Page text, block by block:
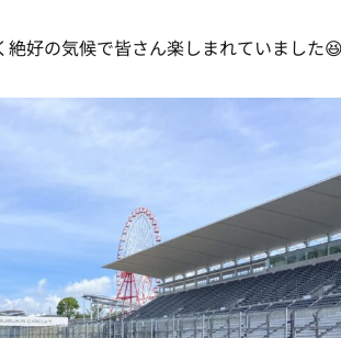
好の気候で皆さん楽しまれていました